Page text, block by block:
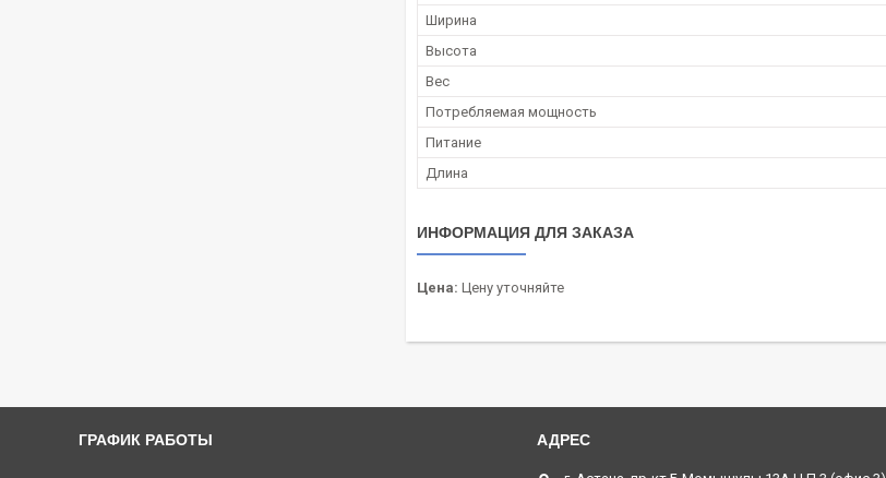
Ширина
Высота
Вес
Потребляемая мощность
Питание
Длина
ИНФОРМАЦИЯ ДЛЯ ЗАКАЗА
Цена: Цену уточняйте
ГРАФИК РАБОТЫ